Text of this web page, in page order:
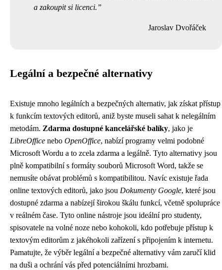
a zakoupit si licenci.
Jaroslav Dvořáček
Legální a bezpečné alternativy
Existuje mnoho legálních a bezpečných alternativ, jak získat přístup
k funkcím textových editorů, aniž byste museli sahat k nelegálním
metodám. Zdarma dostupné kancelářské balíky, jako je
LibreOffice nebo OpenOffice, nabízí programy velmi podobné
Microsoft Wordu a to zcela zdarma a legálně. Tyto alternativy jsou
plně kompatibilní s formáty souborů Microsoft Word, takže se
nemusíte obávat problémů s kompatibilitou. Navíc existuje řada
online textových editorů, jako jsou Dokumenty Google, které jsou
dostupné zdarma a nabízejí širokou škálu funkcí, včetně spolupráce
v reálném čase. Tyto online nástroje jsou ideální pro studenty,
spisovatele na volné noze nebo kohokoli, kdo potřebuje přístup k
textovým editorům z jakéhokoli zařízení s připojením k internetu.
Pamatujte, že výběr legální a bezpečné alternativy vám zaručí klid
na duši a ochrání vás před potenciálními hrozbami.